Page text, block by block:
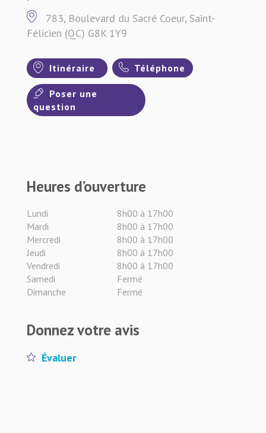
783, Boulevard du Sacré Coeur, Saint-
Félicien (QC) G8K 1Y9
Itinéraire Téléphone
Poser une
question
Heures d’ouverture
Lundi
8h00 à 17h00
Mardi
8h00 à 17h00
Mercredi
8h00 à 17h00
Jeudi
8h00 à 17h00
Vendredi
8h00 à 17h00
Samedi
Fermé
Dimanche
Fermé
Donnez votre avis
Évaluer